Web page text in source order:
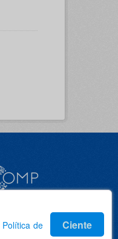
Política de
Ciente